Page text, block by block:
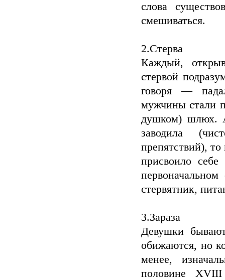
слова
смешиваться.
2.Стерва
Каждый,
стервой
говоря —
мужчины стали
душком) шлюх.
заводила
препятствий),
присвоило
стервятник,
3.Зараза
Девушки
обижаются, но
менее,
половине XVIII